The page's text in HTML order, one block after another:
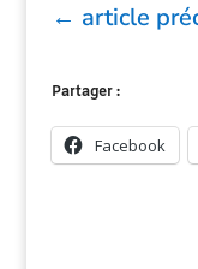
← article
Partager :
Facebook